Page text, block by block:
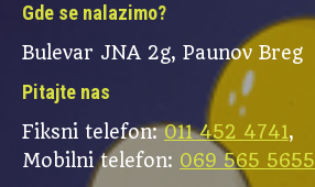
Gde se nalazimo?
Bulevar JNA 2g, Paunov Breg
Pitajte nas
Fiksni telefon:011 452 4741,
Mobilni telefon: 069 565 5655